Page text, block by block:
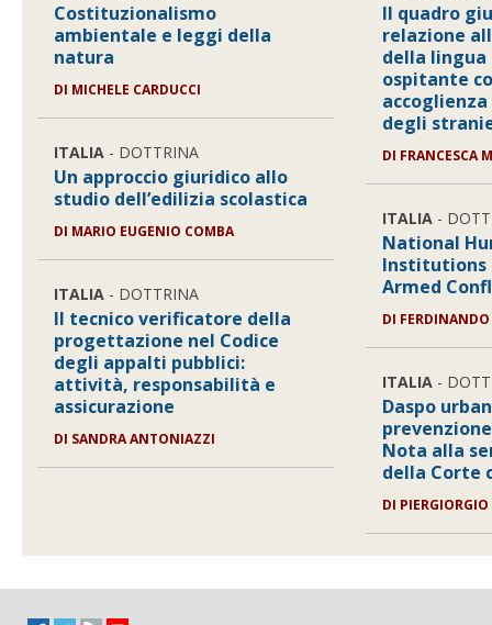
Costituzionalismo
ambientale e leggi della
natura
DI MICHELE CARDUCCI
ITALIA - DOTTRINA
Un approccio giuridico allo
studio dell’edilizia scolastica
DI MARIO EUGENIO COMBA
ITALIA - DOTTRINA
Il tecnico verificatore della
progettazione nel Codice
degli appalti pubblici:
attività, responsabilità e
assicurazione
DI SANDRA ANTONIAZZI
Il quadro
relazione
della lingua
ospitante
degli
DI FRANCESCA
ITALIA -
National
Institutions
Armed
DI
ITALIA -
Daspo
Nota alla
della Corte
DI